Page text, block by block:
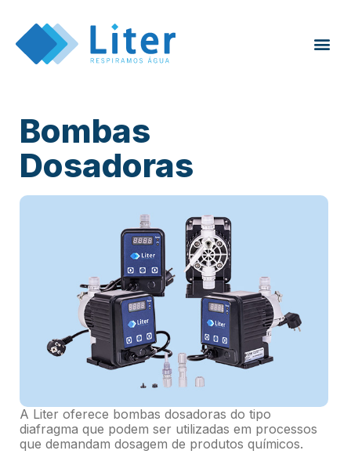
Bombas
Dosadoras
A Liter oferece bombas dosadoras do tipo
diafragma que podem ser utilizadas em processos
que demandam dosagem de produtos químicos.